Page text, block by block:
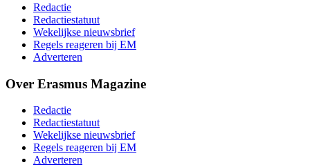
Redactie
Redactiestatuut
Wekelijkse nieuwsbrief
Regels reageren bij EM
Adverteren
Over Erasmus Magazine
Redactie
Redactiestatuut
Wekelijkse nieuwsbrief
Regels reageren bij EM
Adverteren